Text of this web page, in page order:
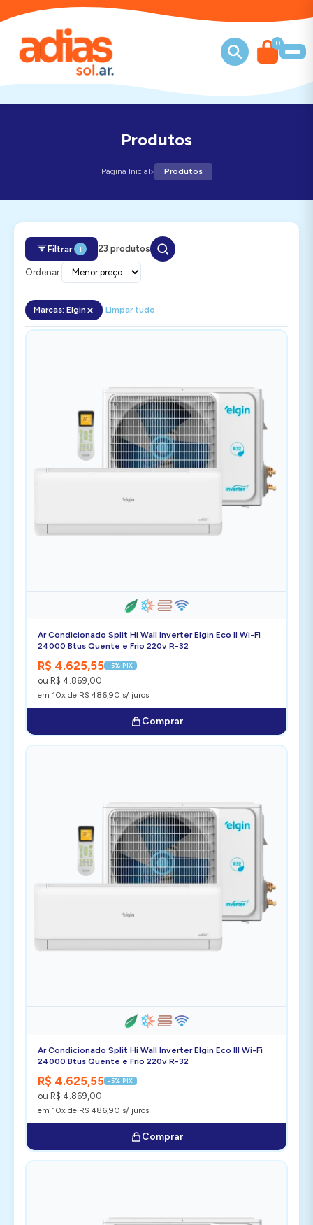
0
Produtos
Página Inicial› Produtos
Filtrar 1 23 produtos
Ordenar:
Marcas: Elgin Limpar tudo
Ar Condicionado Split Hi Wall Inverter Elgin Eco II Wi-Fi
24000 Btus Quente e Frio 220v R-32
R$ 4.625,55 -5% PIX
ou R$ 4.869,00
em 10x de R$ 486,90 s/ juros
Comprar
Ar Condicionado Split Hi Wall Inverter Elgin Eco III Wi-Fi
24000 Btus Quente e Frio 220v R-32
R$ 4.625,55 -5% PIX
ou R$ 4.869,00
em 10x de R$ 486,90 s/ juros
Comprar